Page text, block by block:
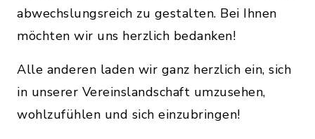
abwechslungsreich zu gestalten. Bei Ihnen
möchten wir uns herzlich bedanken!
Alle anderen laden wir ganz herzlich ein, sich
in unserer Vereinslandschaft umzusehen,
wohlzufühlen und sich einzubringen!